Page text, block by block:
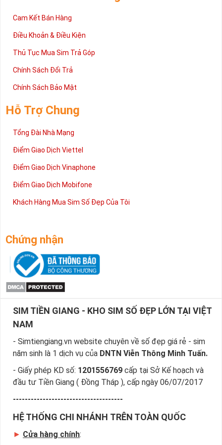
Cam Kết Bán Hàng
Điều Khoản & Điều Kiện
Thủ Tục Mua Sim Trả Góp
Chính Sách Đổi Trả
Chính Sách Bảo Mật
Hỗ Trợ Chung
Tổng Đài Nhà Mạng
Điểm Giao Dịch Viettel
Điểm Giao Dịch Vinaphone
Điểm Giao Dịch Mobifone
Khách Hàng Mua Sim Số Đẹp Của Tôi
Chứng nhận
SIM TIỀN GIANG - KHO SIM SỐ ĐẸP LỚN TẠI VIỆT
NAM
- Simtiengiang.vn website chuyên về số đẹp giá rẻ - sim
năm sinh là 1 dịch vụ của DNTN Viễn Thông Minh Tuấn.
- Giấy phép KD số: 1201556769 cấp tại Sở Kế hoạch và
đầu tư Tiền Giang ( Đồng Tháp ), cấp ngày 06/07/2017
-------------------------------------
HỆ THỐNG CHI NHÁNH TRÊN TOÀN QUỐC
► Cửa hàng chính: